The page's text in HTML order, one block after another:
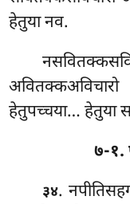
हेतुया नव.
हेतुपच्चया… हेतुया
७-१.
३४.